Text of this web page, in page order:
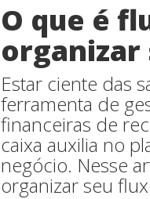
O que é
organizar
Estar ciente das
ferramenta de
financeiras de
caixa auxilia no
negócio. Nesse
organizar seu